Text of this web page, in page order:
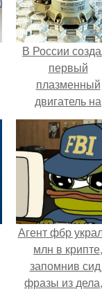
В России
первый
плазменный
двигатель на
криптоне.
Агент фбр
млн в крипте,
запомнив
фразы из